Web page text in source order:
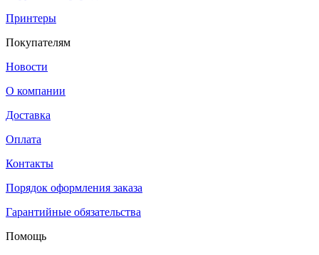
Принтеры
Покупателям
Новости
О компании
Доставка
Оплата
Контакты
Порядок оформления заказа
Гарантийные обязательства
Помощь